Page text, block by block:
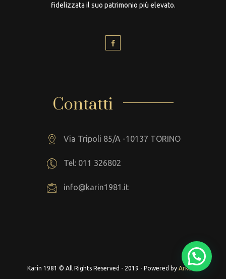
fidelizzata il suo patrimonio più elevato.
Contatti
Via Tripoli 85/A -10137 TORINO
Tel: 011 326802
info@karin1981.it
Karin 1981 © All Rights Reserved - 2019 - Powered by Arkeba